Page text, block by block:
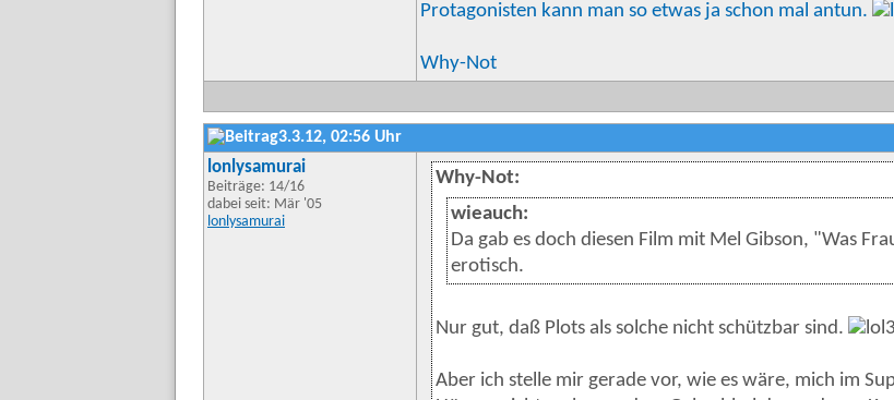
Protagonisten kann man so etwas ja schon mal antun.
Why-Not
3.3.12, 02:56 Uhr
lonlysamurai
Beiträge: 14/16
dabei seit: Mär '05
lonlysamurai
Why-Not:
wieauch:
Da gab es doch diesen Film mit Mel Gibson, "Was
erotisch.
Nur gut, daß Plots als solche nicht schützbar sind.
Aber ich stelle mir gerade vor, wie es wäre, mich im